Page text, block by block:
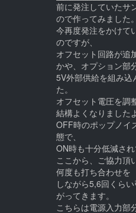
前に発注していたサ
ので作ってみました。
今再度発注をかけて
のですが、
オフセット回路が追
かや、オプション部
5V外部供給を組み込
た。
オフセット電圧を調
結構よくなりました
OFF時のポップノイ
態で、
ON時も十分低減され
ここから、ご協力頂
何度も打ち合わせを
しながら5,6回くら
がってきます。
こちらは電源入力部